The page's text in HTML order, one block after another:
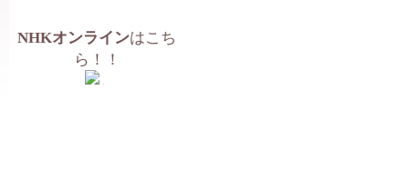
NHKオンラインはこち
ら！！